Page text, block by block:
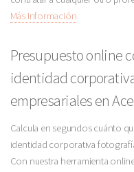
Más Información
Presupuesto online
identidad
empresariales en
Calcula en segundos cuánto
identidad corporativa
Con nuestra herramienta